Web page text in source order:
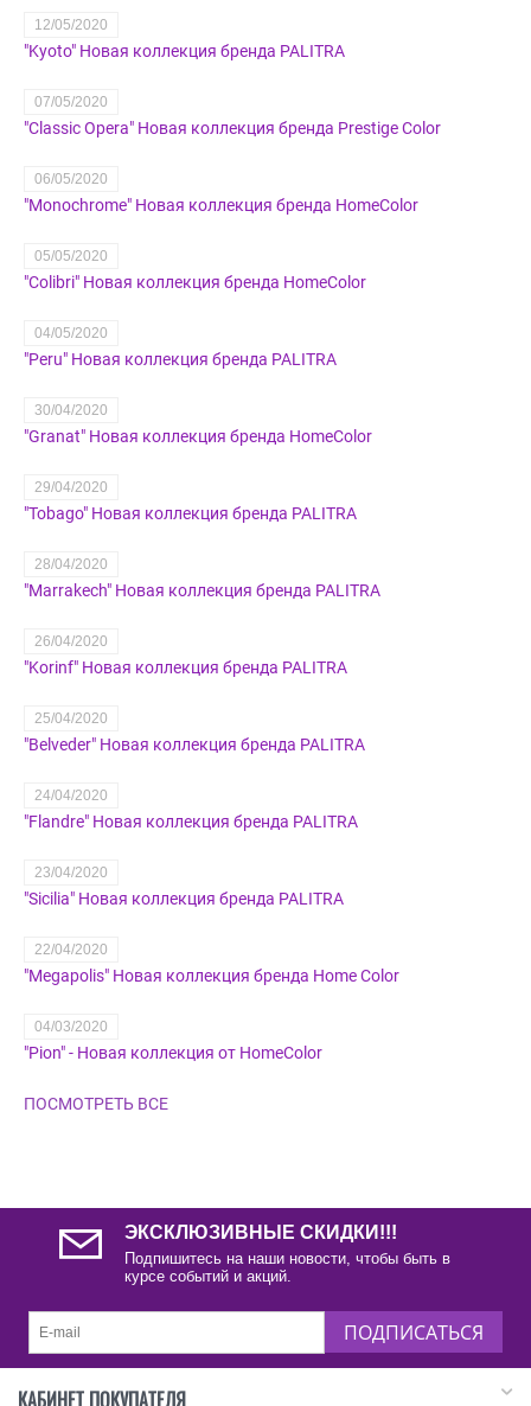
12/05/2020
"Kyoto" Новая коллекция бренда PALITRA
07/05/2020
"Classic Opera" Новая коллекция бренда Prestige Color
06/05/2020
"Monochrome" Новая коллекция бренда HomeColor
05/05/2020
"Colibri" Новая коллекция бренда HomeColor
04/05/2020
"Peru" Новая коллекция бренда PALITRA
30/04/2020
"Granat" Новая коллекция бренда HomeColor
29/04/2020
"Tobago" Новая коллекция бренда PALITRA
28/04/2020
"Marrakech" Новая коллекция бренда PALITRA
26/04/2020
"Korinf" Новая коллекция бренда PALITRA
25/04/2020
​"Belveder" Новая коллекция бренда PALITRA
24/04/2020
"Flandre" Новая коллекция бренда PALITRA
23/04/2020
"Sicilia" Новая коллекция бренда PALITRA
22/04/2020
"Megapolis" Новая коллекция бренда Home Color
04/03/2020
"Pion" - Новая коллекция от HomeColor
ПОСМОТРЕТЬ ВСЕ
ЭКСКЛЮЗИВНЫЕ СКИДКИ!!!
Подпишитесь на наши новости, чтобы быть в
курсе событий и акций.
ПОДПИСАТЬСЯ
КАБИНЕТ ПОКУПАТЕЛЯ